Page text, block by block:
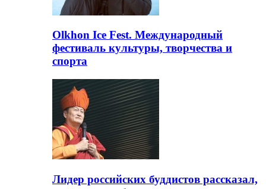
Olkhon Ice Fest. Международный
фестиваль культуры, творчества и
спорта
Лидер российских буддистов рассказал,